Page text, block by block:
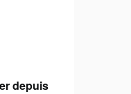
depuis